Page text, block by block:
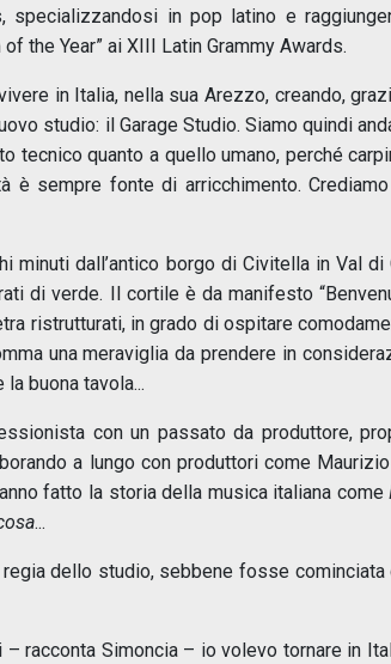
specializzandosi in pop latino e
the Year” ai XIII Latin Grammy Awards.
in Italia, nella sua Arezzo, creando,
studio: il Garage Studio. Siamo quindi
tecnico quanto a quello umano, perché
è sempre fonte di arricchimento.
minuti dall’antico borgo di Civitella in Val di
di verde. Il cortile è da manifesto
ristrutturati, in grado di ospitare
una meraviglia da prendere in
buona tavola...
con un passato da produttore,
a lungo con produttori come
fatto la storia della musica italiana come
...
dello studio, sebbene fosse cominciata
racconta Simoncia – io volevo tornare in